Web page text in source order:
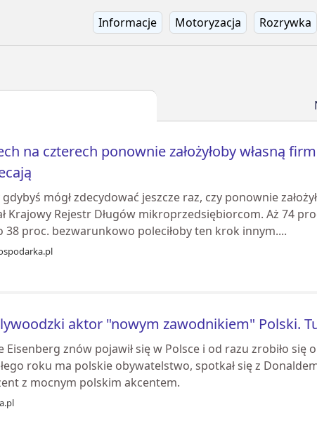
Informacje Motoryzacja Rozrywka
na czterech ponownie założyłoby własną
gdybyś mógł zdecydować jeszcze raz, czy ponownie
Krajowy Rejestr Długów mikroprzedsiębiorcom. Aż 74
38 proc. bezwarunkowo poleciłoby ten krok innym....
aktor "nowym zawodnikiem" Polski.
Eisenberg znów pojawił się w Polsce i od razu zrobiło się
roku ma polskie obywatelstwo, spotkał się z
z mocnym polskim akcentem.